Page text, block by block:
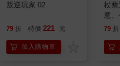
叛逆玩家 02
79 折 特價 221 元
加入購物車
杖
意
恭
79 折